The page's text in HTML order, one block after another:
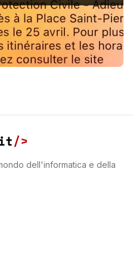
dell'informatica e della